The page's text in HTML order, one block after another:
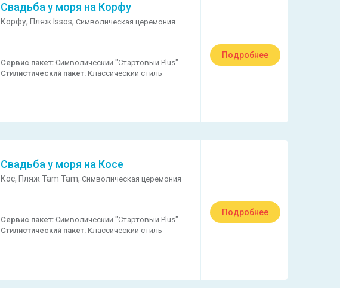
Свадьба у моря на Корфу
Корфу, Пляж Issos,Символическая церемония
Сервис пакет:Символический "Стартовый Plus"
Стилистический пакет:Классический стиль
Подробнее
Свадьба у моря на Косе
Кос, Пляж Tam Tam,Символическая церемония
Сервис пакет:Символический "Стартовый Plus"
Стилистический пакет:Классический стиль
Подробнее